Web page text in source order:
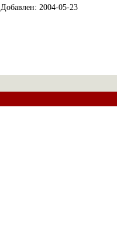
Добавлен: 2004-05-23